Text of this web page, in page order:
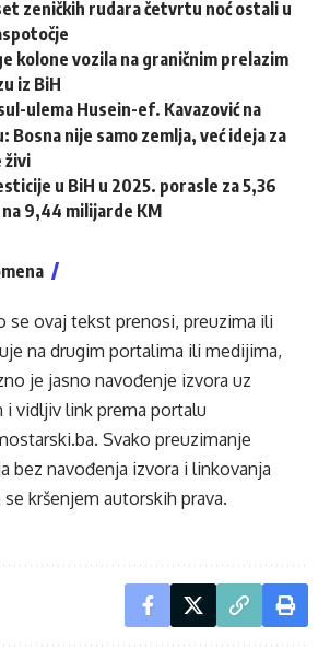
zeničkih rudara četvrtu noć ostali u
kolone vozila na graničnim prelazim
iz BiH
ulema Husein-ef. Kavazović na
Bosna nije samo zemlja, već ideja za
živi
u BiH u 2025. porasle za 5,36
9,44 milijarde KM
se ovaj tekst prenosi, preuzima ili
na drugim portalima ili medijima,
je jasno navođenje izvora uz
i vidljiv link prema portalu
. Svako preuzimanje
bez navođenja izvora i linkovanja
se kršenjem autorskih prava.